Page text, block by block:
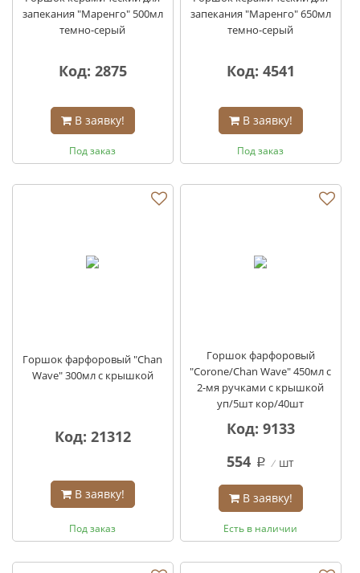
запекания "Маренго" 500мл
темно-серый
Код: 2875
В заявку!
Под заказ
запекания "Маренго" 650мл
темно-серый
Код: 4541
В заявку!
Под заказ
Горшок фарфоровый "Chan
Wave" 300мл с крышкой
Код: 21312
В заявку!
Под заказ
Горшок фарфоровый
"Corone/Chan Wave" 450мл с
2-мя ручками с крышкой
уп/5шт кор/40шт
Код: 9133
554 q шт
В заявку!
Есть в наличии